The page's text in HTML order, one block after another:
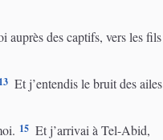
auprès des captifs, vers les fils
13 Et j’entendis le bruit des ailes
15 Et j’arrivai à Tel-Abid,